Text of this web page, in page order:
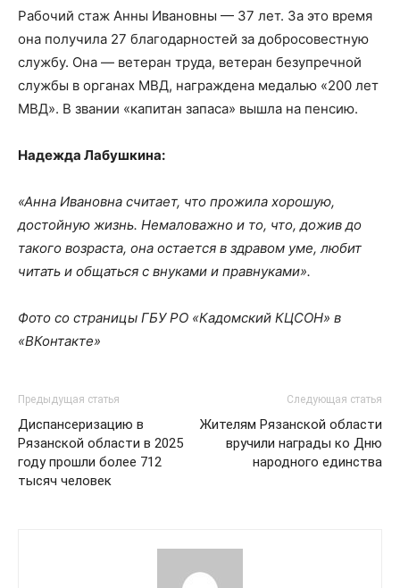
Рабочий стаж Анны Ивановны — 37 лет. За это время
она получила 27 благодарностей за добросовестную
службу. Она — ветеран труда, ветеран безупречной
службы в органах МВД, награждена медалью «200 лет
МВД». В звании «капитан запаса» вышла на пенсию.
Надежда Лабушкина:
«Анна Ивановна считает, что прожила хорошую,
достойную жизнь. Немаловажно и то, что, дожив до
такого возраста, она остается в здравом уме, любит
читать и общаться с внуками и правнуками».
Фото со страницы ГБУ РО «Кадомский КЦСОН» в
«ВКонтакте»
Предыдущая статья
Диспансеризацию в
Рязанской области в 2025
году прошли более 712
тысяч человек
Следующая статья
Жителям Рязанской области
вручили награды ко Дню
народного единства